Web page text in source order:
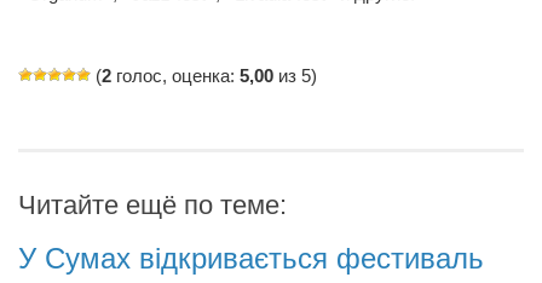
Сергей Шепилов
Актёры
(2 голос, оценка: 5,00 из 5)
Читайте ещё по теме:
У Сумах відкривається фестиваль